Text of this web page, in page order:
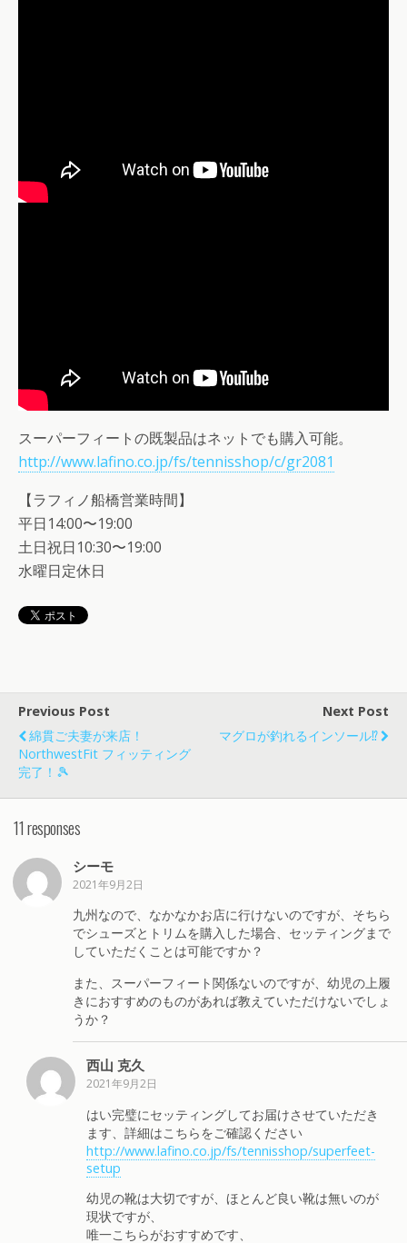
スーパーフィートの既製品はネットでも購入可能。
http://www.lafino.co.jp/fs/tennisshop/c/gr2081
【ラフィノ船橋営業時間】
平日14:00〜19:00
土日祝日10:30〜19:00
水曜日定休日
Previous Post
綿貫ご夫妻が来店！
NorthwestFit フィッティング
完了！🎾
Next Post
マグロが釣れるインソール⁉︎
11 responses
シーモ
2021年9月2日
九州なので、なかなかお店に行けないのですが、そちら
でシューズとトリムを購入した場合、セッティングまで
していただくことは可能ですか？
また、スーパーフィート関係ないのですが、幼児の上履
きにおすすめのものがあれば教えていただけないでしょ
うか？
西山 克久
2021年9月2日
はい完璧にセッティングしてお届けさせていただき
ます、詳細はこちらをご確認ください
http://www.lafino.co.jp/fs/tennisshop/superfeet-
setup
幼児の靴は大切ですが、ほとんど良い靴は無いのが
現状ですが、
唯一こちらがおすすめです、